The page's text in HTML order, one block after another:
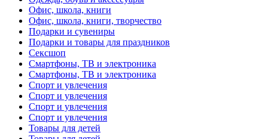
Офис, школа, книги
Офис, школа, книги, творчество
Подарки и сувениры
Подарки и товары для праздников
Сексшоп
Смартфоны, ТВ и электроника
Смартфоны, ТВ и электроника
Спорт и увлечения
Спорт и увлечения
Спорт и увлечения
Спорт и увлечения
Товары для детей